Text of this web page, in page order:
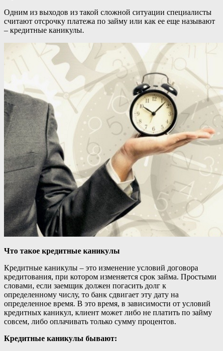
Одним из выходов из такой сложной ситуации специалисты
считают отсрочку платежа по займу или как ее еще называют
– кредитные каникулы.
Что такое кредитные каникулы
Кредитные каникулы – это изменение условий договора
кредитования, при котором изменяется срок займа. Простыми
словами, если заемщик должен погасить долг к
определенному числу, то банк сдвигает эту дату на
определенное время. В это время, в зависимости от условий
кредитных каникул, клиент может либо не платить по займу
совсем, либо оплачивать только сумму процентов.
Кредитные каникулы бывают: